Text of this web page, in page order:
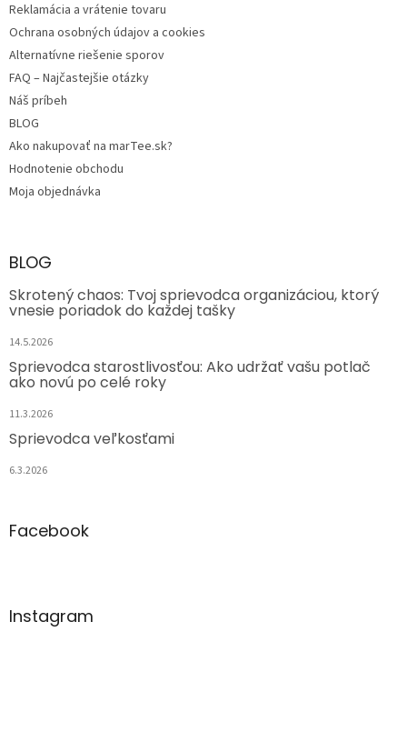
Reklamácia a vrátenie tovaru
Ochrana osobných údajov a cookies
Alternatívne riešenie sporov
FAQ – Najčastejšie otázky
Náš príbeh
BLOG
Ako nakupovať na marTee.sk?
Hodnotenie obchodu
Moja objednávka
BLOG
Skrotený chaos: Tvoj sprievodca organizáciou, ktorý
vnesie poriadok do každej tašky
14.5.2026
Sprievodca starostlivosťou: Ako udržať vašu potlač
ako novú po celé roky
11.3.2026
Sprievodca veľkosťami
6.3.2026
Facebook
Instagram